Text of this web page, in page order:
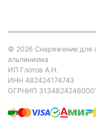
© 2026 Снаряжение для
альпинизма
ИП Глотов А.Н.
ИНН 482424174743
ОГРНИП